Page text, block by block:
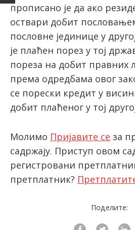
latinica
прописано је да ако
оствари добит
пословне јединице у
је плаћен порез у тој
пореза на добит правних
према одредбама овог
се порески кредит у
добит плаћеног у тој
Молимо Пријавите се за
садржају. Приступ овом
регистровани
претплатник?
Поделите: